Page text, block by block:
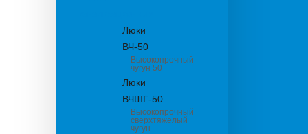
Люки
ВЧ-50
Высокопрочный
чугун 50
Люки
ВЧШГ-50
Высокопрочный
сверхтяжелый
чугун